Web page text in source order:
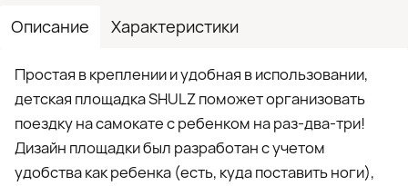
Описание Характеристики
Простая в креплении и удобная в использовании,
детская площадка SHULZ поможет организовать
поездку на самокате с ребенком на раз-два-три!
Дизайн площадки был разработан с учетом
удобства как ребенка (есть, куда поставить ноги),